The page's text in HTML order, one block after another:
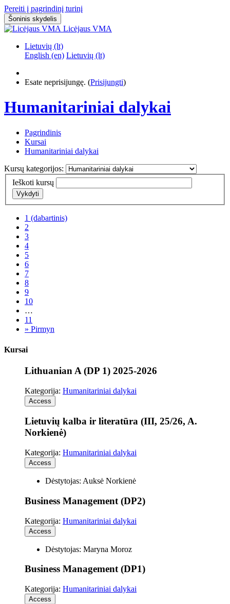
Pereiti į pagrindinį turinį
Šoninis skydelis
Licėjaus VMA
Lietuvių ‎(lt)‎
English ‎(en)‎ Lietuvių ‎(lt)‎
Esate neprisijungę. (Prisijungti)
Humanitariniai dalykai
Pagrindinis
Kursai
Humanitariniai dalykai
Kursų kategorijos:
Ieškoti kursų
Vykdyti
1 (dabartinis)
2
3
4
5
6
7
8
9
10
…
11
» Pirmyn
Kursai
Lithuanian A (DP 1) 2025-2026
Kategorija: Humanitariniai dalykai
Access
Lietuvių kalba ir literatūra (III, 25/26, A.
Norkienė)
Kategorija: Humanitariniai dalykai
Access
Dėstytojas: Auksė Norkienė
Business Management (DP2)
Kategorija: Humanitariniai dalykai
Access
Dėstytojas: Maryna Moroz
Business Management (DP1)
Kategorija: Humanitariniai dalykai
Access